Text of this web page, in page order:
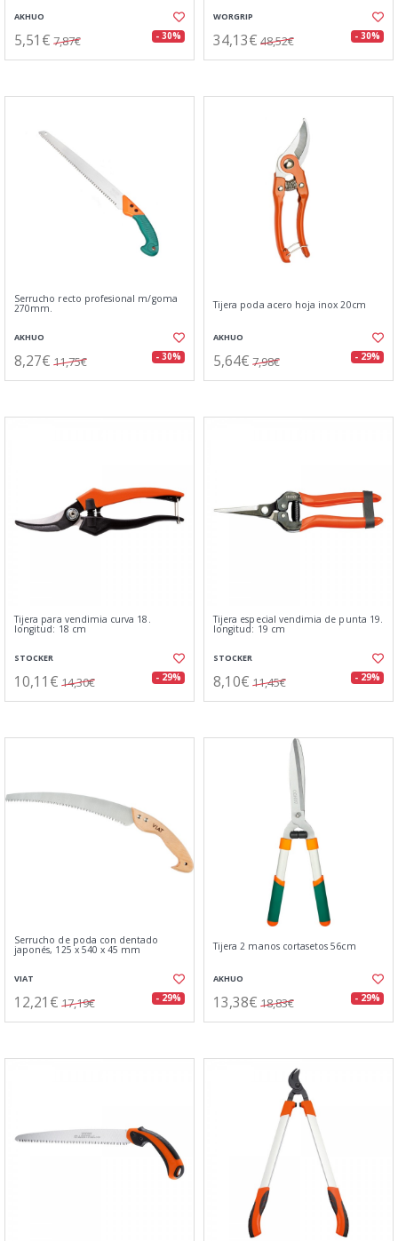
AKHUO
5,51€ 7,87€ - 30%
WORGRIP
34,13€ 48,52€ - 30%
Serrucho recto profesional m/goma
270mm.
AKHUO
8,27€ 11,75€ - 30%
Tijera poda acero hoja inox 20cm
AKHUO
5,64€ 7,98€ - 29%
Tijera para vendimia curva 18.
longitud: 18 cm
STOCKER
10,11€ 14,30€ - 29%
Tijera especial vendimia de punta 19.
longitud: 19 cm
STOCKER
8,10€ 11,45€ - 29%
Serrucho de poda con dentado
japonés, 125 x 540 x 45 mm
VIAT
12,21€ 17,19€ - 29%
Tijera 2 manos cortasetos 56cm
AKHUO
13,38€ 18,83€ - 29%